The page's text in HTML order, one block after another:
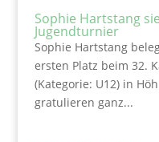
Sophie Hartstang
Jugendturnier
Sophie Hartstang
ersten Platz beim 32.
(Kategorie: U12) in
gratulieren ganz...